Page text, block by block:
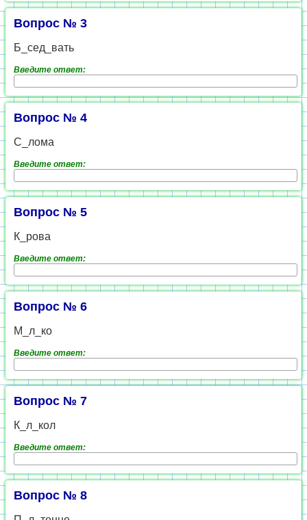
Вопрос № 3
Б_сед_вать
Введите ответ:
Вопрос № 4
С_лома
Введите ответ:
Вопрос № 5
К_рова
Введите ответ:
Вопрос № 6
М_л_ко
Введите ответ:
Вопрос № 7
К_л_кол
Введите ответ:
Вопрос № 8